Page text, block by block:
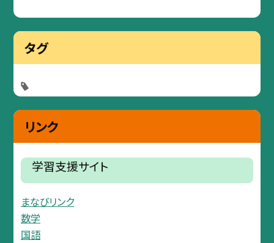
タグ
リンク
学習支援サイト
まなびリンク
数学
国語